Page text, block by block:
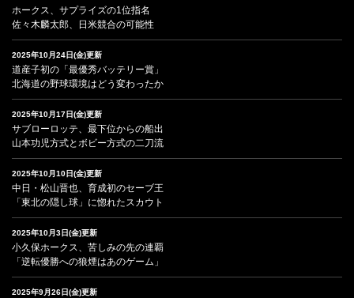
ホークス、サプライズの1位指名
佐々木麟太郎、日米競合の可能性
2025年10月24日(金)更新
道産子初の「最優秀バッテリー賞」
北海道の野球環境はどう変わったか
2025年10月17日(金)更新
サブローロッテ、最下位からの船出
山本功児方式とボビー方式の二刀流
2025年10月10日(金)更新
中日・松山晋也、育成初のセーブ王
「東北の隠し球」に惚れたスカウト
2025年10月3日(金)更新
小久保ホークス、苦しみの先の連覇
「逆転優勝への狼煙はあのゲーム」
2025年9月26日(金)更新